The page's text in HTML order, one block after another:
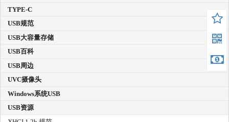
TYPE-C
USB规范
USB大容量存储
USB百科
USB周边
UVC摄像头
Windows系统USB
USB资源